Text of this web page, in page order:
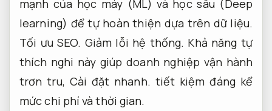
mạnh của học máy (ML) và học sâu (Deep
learning) để tự hoàn thiện dựa trên dữ liệu.
Tối ưu SEO. Giảm lỗi hệ thống. Khả năng tự
thích nghi này giúp doanh nghiệp vận hành
trơn tru, Cài đặt nhanh. tiết kiệm đáng kể
mức chi phí và thời gian.